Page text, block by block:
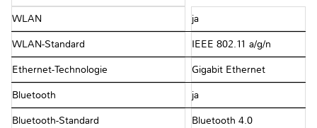
WLAN ja
WLAN-Standard IEEE 802.11 a/g/n
Ethernet-Technologie Gigabit Ethernet
Bluetooth ja
Bluetooth-Standard Bluetooth 4.0